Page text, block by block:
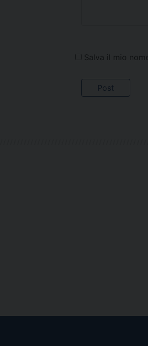
Salva il mio